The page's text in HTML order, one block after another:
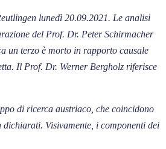
lunedì 20.09.2021. Le analisi
del Prof. Dr. Peter Schirmacher
un terzo è morto in rapporto causale
Il Prof. Dr. Werner Bergholz riferisce
di ricerca austriaco, che coincidono
Visivamente, i componenti dei